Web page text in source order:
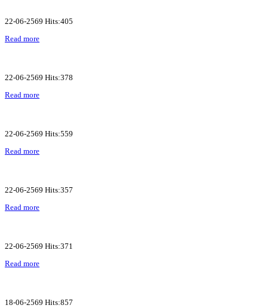
22-06-2569 Hits:405
Read more
22-06-2569 Hits:378
Read more
22-06-2569 Hits:559
Read more
22-06-2569 Hits:357
Read more
22-06-2569 Hits:371
Read more
18-06-2569 Hits:857